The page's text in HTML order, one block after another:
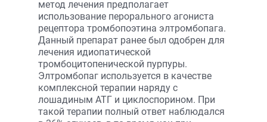
метод лечения предполагает
использование перорального агониста
рецептора тромбопоэтина элтромбопага.
Данный препарат ранее был одобрен для
лечения идиопатической
тромбоцитопенической пурпуры.
Элтромбопаг используется в качестве
комплексной терапии наряду с
лошадиным АТГ и циклоспорином. При
такой терапии полный ответ наблюдался